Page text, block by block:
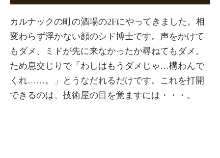
カルナックの町の酒場の2Fにやってきました。相
変わらず浮かない顔のシド博士です。声をかけて
もダメ、ミドが先に来なかったか尋ねてもダメ。
ため息交じりで「わしはもうダメじゃ…構わんで
くれ……。」とうなだれるだけです。これを打開
できるのは、技術屋の目を覚ますには・・・。